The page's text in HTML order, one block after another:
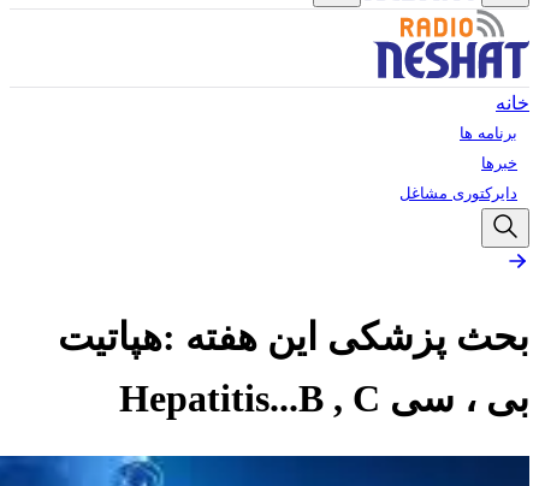
خانه
برنامه ها
خبرها
دایرکتوری مشاغل
بحث پزشکی این هفته :هپاتیت
بی ، سی Hepatitis...B , C